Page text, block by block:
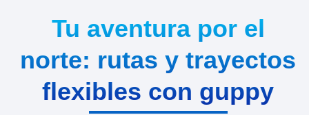
Tu aventura por el
norte: rutas y trayectos
flexibles con guppy